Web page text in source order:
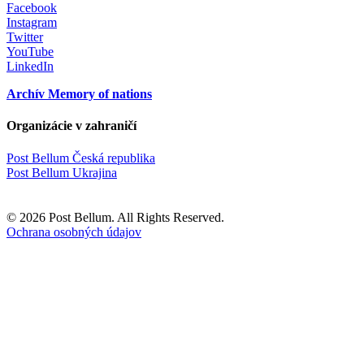
Facebook
Instagram
Twitter
YouTube
LinkedIn
Archív Memory of nations
Organizácie v zahraničí
Post Bellum Česká republika
Post Bellum Ukrajina
© 2026 Post Bellum. All Rights Reserved.
Ochrana osobných údajov